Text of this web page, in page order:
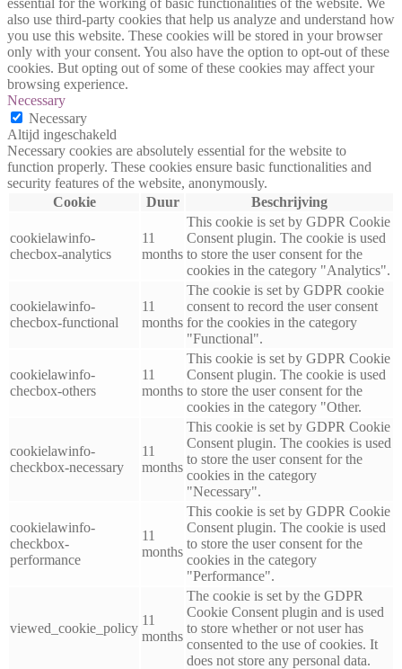
essential for the working of basic functionalities of the website. We
also use third-party cookies that help us analyze and understand how
you use this website. These cookies will be stored in your browser
only with your consent. You also have the option to opt-out of these
cookies. But opting out of some of these cookies may affect your
browsing experience.
Necessary
Necessary
Altijd ingeschakeld
Necessary cookies are absolutely essential for the website to
function properly. These cookies ensure basic functionalities and
security features of the website, anonymously.
Cookie
Duur Beschrijving
cookielawinfo-
checbox-analytics
11
months
This cookie is set by GDPR Cookie
Consent plugin. The cookie is used
to store the user consent for the
cookies in the category "Analytics".
cookielawinfo-
checbox-functional
11
months
The cookie is set by GDPR cookie
consent to record the user consent
for the cookies in the category
"Functional".
cookielawinfo-
checbox-others
11
months
This cookie is set by GDPR Cookie
Consent plugin. The cookie is used
to store the user consent for the
cookies in the category "Other.
cookielawinfo-
checkbox-necessary
11
months
This cookie is set by GDPR Cookie
Consent plugin. The cookies is used
to store the user consent for the
cookies in the category
"Necessary".
cookielawinfo-
checkbox-
performance
11
months
This cookie is set by GDPR Cookie
Consent plugin. The cookie is used
to store the user consent for the
cookies in the category
"Performance".
viewed_cookie_policy
11
months
The cookie is set by the GDPR
Cookie Consent plugin and is used
to store whether or not user has
consented to the use of cookies. It
does not store any personal data.